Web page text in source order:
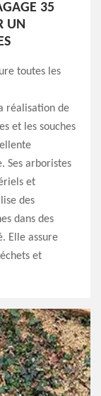
35
UN
toutes les
réalisation de
et les souches
Ses arboristes
et
des
dans des
Elle assure
et